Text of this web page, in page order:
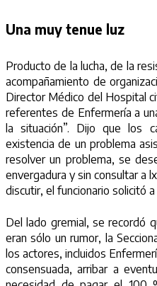
Una muy tenue luz
Producto de la lucha, de la
acompañamiento de
Director Médico del Hospital
referentes de Enfermería a
la situación”. Dijo que los
existencia de un problema
resolver un problema, se
envergadura y sin consultar a
discutir, el funcionario solicitó
Del lado gremial, se recordó
eran sólo un rumor, la
los actores, incluidos
consensuada, arribar a